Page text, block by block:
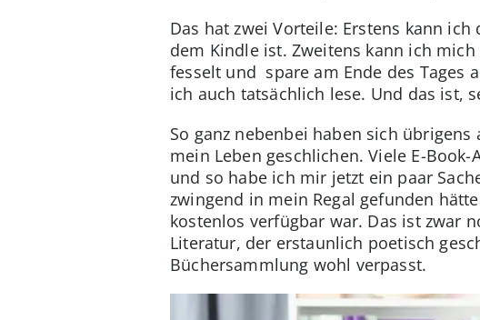
Das hat zwei Vorteile: Erstens kann
dem Kindle ist. Zweitens kann ich
fesselt und spare am Ende des Tages
ich auch tatsächlich lese. Und das ist,
So ganz nebenbei haben sich
mein Leben geschlichen. Viele E-
und so habe ich mir jetzt ein paar
zwingend in mein Regal gefunden
kostenlos verfügbar war. Das ist zwar
Literatur, der erstaunlich poetisch
Büchersammlung wohl verpasst.